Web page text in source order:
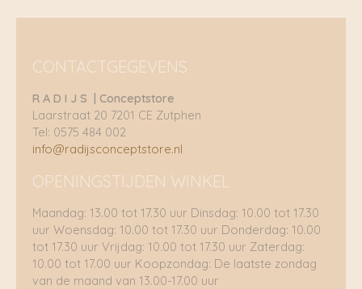
CONTACTGEGEVENS
R A D I J S | Conceptstore
Laarstraat 20 7201 CE Zutphen
Tel: 0575 484 002
info@radijsconceptstore.nl
OPENINGSTIJDEN WINKEL
Maandag: 13.00 tot 17.30 uur Dinsdag: 10.00 tot 17.30
uur Woensdag: 10.00 tot 17.30 uur Donderdag: 10.00
tot 17.30 uur Vrijdag: 10.00 tot 17.30 uur Zaterdag:
10.00 tot 17.00 uur Koopzondag: De laatste zondag
van de maand van 13.00-17.00 uur